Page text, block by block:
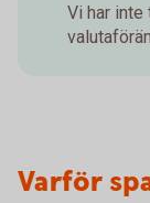
Vi har inte
Varför